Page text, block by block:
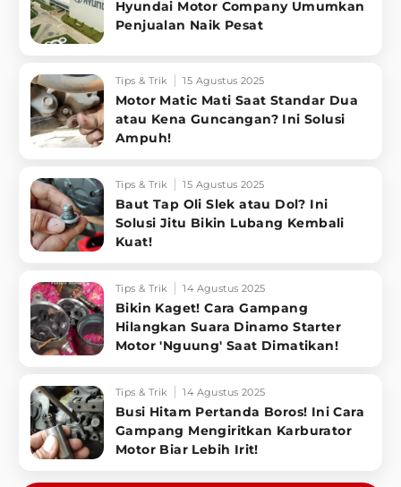
Hyundai Motor Company Umumkan
Penjualan Naik Pesat
Tips & Trik 15 Agustus 2025
Motor Matic Mati Saat Standar Dua
atau Kena Guncangan? Ini Solusi
Ampuh!
Tips & Trik 15 Agustus 2025
Baut Tap Oli Slek atau Dol? Ini
Solusi Jitu Bikin Lubang Kembali
Kuat!
Tips & Trik 14 Agustus 2025
Bikin Kaget! Cara Gampang
Hilangkan Suara Dinamo Starter
Motor 'Nguung' Saat Dimatikan!
Tips & Trik 14 Agustus 2025
Busi Hitam Pertanda Boros! Ini Cara
Gampang Mengiritkan Karburator
Motor Biar Lebih Irit!